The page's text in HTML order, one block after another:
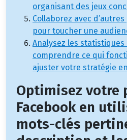
organisant des jeux
Collaborez avec
pour toucher une
Analysez les
comprendre ce qui
ajuster votre stratégie
Optimisez votre
Facebook en
mots-clés